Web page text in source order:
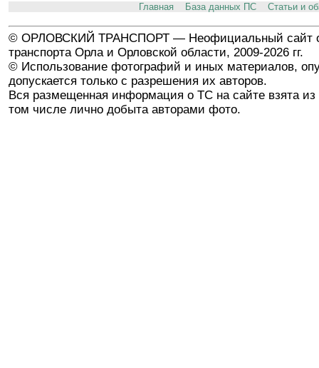
Главная База данных ПС Статьи и
© ОРЛОВСКИЙ ТРАНСПОРТ — Неофициальный сайт
транспорта Орла и Орловской области, 2009-2026 гг.
© Использование фотографий и иных материалов,
допускается только с разрешения их авторов.
Вся размещенная информация о ТС на сайте взята из
том числе лично добыта авторами фото.